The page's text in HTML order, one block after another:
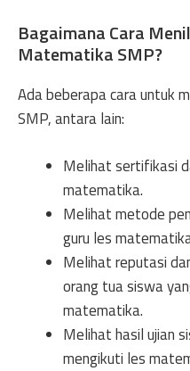
Bagaimana Cara
Matematika SMP?
Ada beberapa cara untuk
SMP, antara lain:
Melihat sertifikasi
matematika.
Melihat metode
guru les
Melihat reputasi
orang tua siswa
matematika.
Melihat hasil ujian
mengikuti les